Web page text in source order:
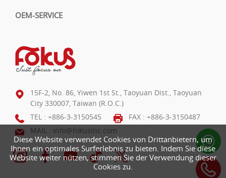
Diese Website verwendet Cookies von Drittanbietern, um
Ihnen ein optimales Surferlebnis zu bieten. Indem Sie diese
Website weiter nutzen, stimmen Sie der Verwendung dieser
Cookies zu.
OEM-SERVICE
15F-2, No. 86, Yiwen 1st St., Taoyuan Dist., Taoyuan
City 330007, Taiwan (R.O.C.)
TEL : +886-3-3150545
FAX : +886-3-3150487
MAIL : info@fokusinc.com